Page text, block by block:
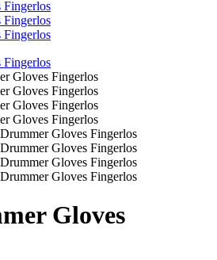
Gloves